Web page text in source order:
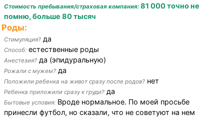
Стоимость пребывания/страховая компания: 81 000 точно не
помню, больше 80 тысяч
Роды:
Стимуляция? да
Способ: естественные роды
Анестезия? да (эпидуральную)
Рожали с мужем? да
Положили ребенка на живот сразу после родов? нет
Ребенка приложили сразу к груди? да
Бытовые условия: Вроде нормальное. По моей просьбе
принесли футбол, но сказали, что не советуют на нем